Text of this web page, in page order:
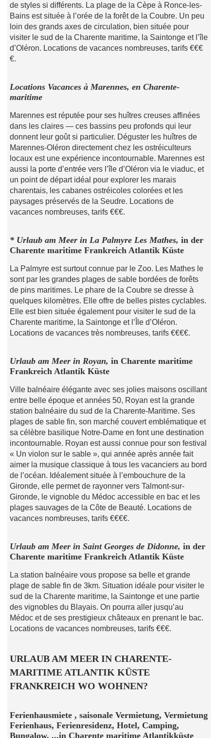
de styles si différents. La plage de la Cèpe à Ronce-les-
Bains est située à l’orée de la forêt de la Coubre. Un peu
loin des grands axes de circulation, bien située pour
visiter le sud de la Charente maritime, la Saintonge et l’île
d’Oléron. Locations de vacances nombreuses, tarifs €€€
€.
Locations Vacances à Marennes, en Charente-
maritime
Marennes est réputée pour ses huîtres creuses affinées
dans les claires — ces bassins peu profonds qui leur
donnent leur goût si particulier. Déguster les huîtres de
Marennes-Oléron directement chez les ostréiculteurs
locaux est une expérience incontournable. Marennes est
aussi la porte d’entrée vers l’île d’Oléron via le viaduc, et
un point de départ idéal pour explorer les marais
charentais, les cabanes ostréicoles colorées et les
paysages préservés de la Seudre. Locations de
vacances nombreuses, tarifs €€€.
* Urlaub am Meer in La Palmyre Les Mathes, in der
Charente maritime Frankreich Atlantik Küste
La Palmyre est surtout connue par le Zoo. Les Mathes le
sont par les grandes plages de sable bordées de forêts
de pins maritimes. Le phare de la Coubre se dresse à
quelques kilomètres. Elle offre de belles pistes cyclables.
Elle est bien située également pour visiter le sud de la
Charente maritime, la Saintonge et l’Île d’Oléron.
Locations de vacances très nombreuses, tarifs €€€€.
Urlaub am Meer in Royan, in Charente maritime
Frankreich Atlantik Küste
Ville balnéaire élégante avec ses jolies maisons oscillant
entre belle époque et années 50, Royan est la grande
station balnéaire du sud de la Charente-Maritime. Ses
plages de sable fin, son marché couvert emblématique et
sa célèbre basilique Notre-Dame en font une destination
incontournable. Royan est aussi connue pour son festival
« Un violon sur le sable », qui année après année fait
aimer la musique classique à tous les vacanciers au bord
de l’océan. Idéalement située à l’embouchure de la
Gironde, elle permet de rayonner vers Talmont-sur-
Gironde, le vignoble du Médoc accessible en bac et les
plages sauvages de la Côte de Beauté. Locations de
vacances nombreuses, tarifs €€€€.
Urlaub am Meer in Saint Georges de Didonne, in der
Charente maritime Frankreich Atlantik Küste
La station balnéaire vous propose sa belle et grande
plage de sable fin de 3km. Situation idéale pour visiter le
sud de la Charente maritime, la Saintonge et une partie
des vignobles du Blayais. On pourra aller jusqu’au
Médoc et de ses prestigieux châteaux en prenant le bac.
Locations de vacances nombreuses, tarifs €€€.
URLAUB AM MEER IN CHARENTE-
MARITIME ATLANTIK KÜSTE
FRANKREICH WO WOHNEN?
Ferienhausmiete , saisonale Vermietung, Vermietung
Ferienhaus, Ferienresidenz, Hotel, Camping,
Bungalow, ...in Charente maritime Atlantikküste